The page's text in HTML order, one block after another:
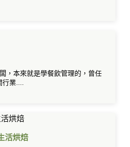
，本來就是學餐飲管理的，曾任
業....
活烘焙